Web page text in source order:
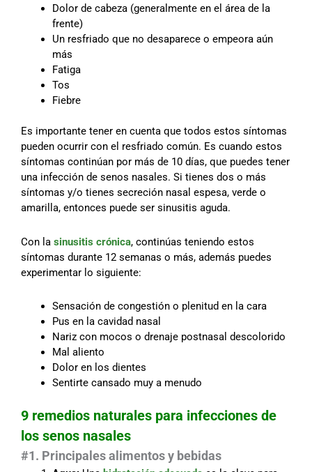
Dolor de cabeza (generalmente en el área de la
frente)
Un resfriado que no desaparece o empeora aún
más
Fatiga
Tos
Fiebre
Es importante tener en cuenta que todos estos síntomas
pueden ocurrir con el resfriado común. Es cuando estos
síntomas continúan por más de 10 días, que puedes tener
una infección de senos nasales. Si tienes dos o más
síntomas y/o tienes secreción nasal espesa, verde o
amarilla, entonces puede ser sinusitis aguda.
Con la sinusitis crónica, continúas teniendo estos
síntomas durante 12 semanas o más, además puedes
experimentar lo siguiente:
Sensación de congestión o plenitud en la cara
Pus en la cavidad nasal
Nariz con mocos o drenaje postnasal descolorido
Mal aliento
Dolor en los dientes
Sentirte cansado muy a menudo
9 remedios naturales para infecciones de
los senos nasales
#1. Principales alimentos y bebidas